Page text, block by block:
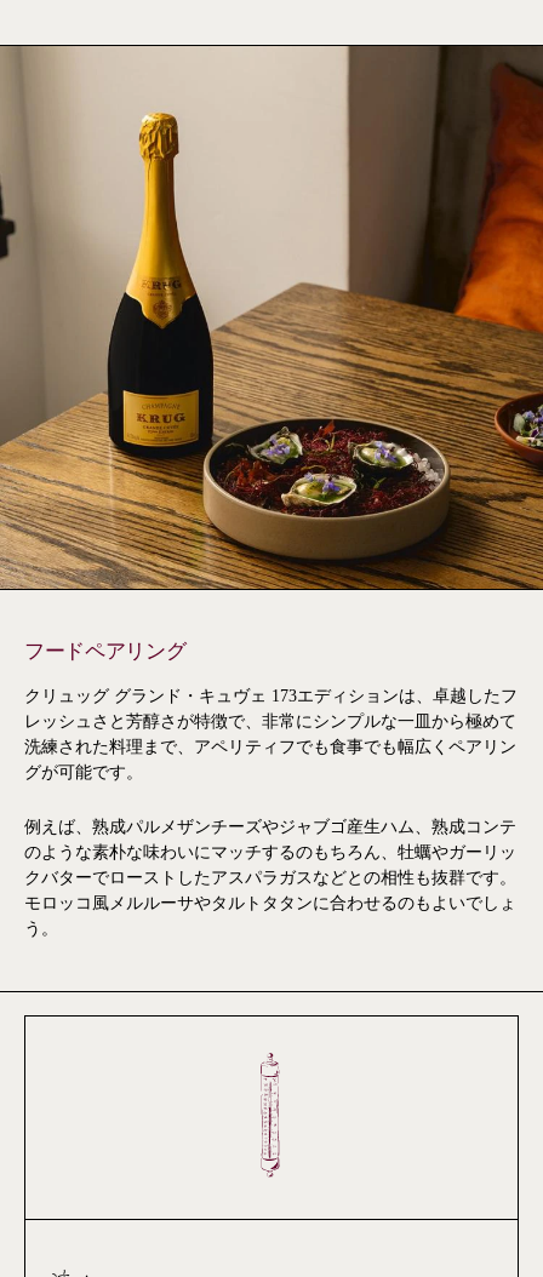
フードペアリング
クリュッグ グランド・キュヴェ 173エディションは、卓越したフ
レッシュさと芳醇さが特徴で、非常にシンプルな一皿から極めて
洗練された料理まで、アペリティフでも食事でも幅広くペアリン
グが可能です。
例えば、熟成パルメザンチーズやジャブゴ産生ハム、熟成コンテ
のような素朴な味わいにマッチするのもちろん、牡蠣やガーリッ
クバターでローストしたアスパラガスなどとの相性も抜群です。
モロッコ風メルルーサやタルトタタンに合わせるのもよいでしょ
う。